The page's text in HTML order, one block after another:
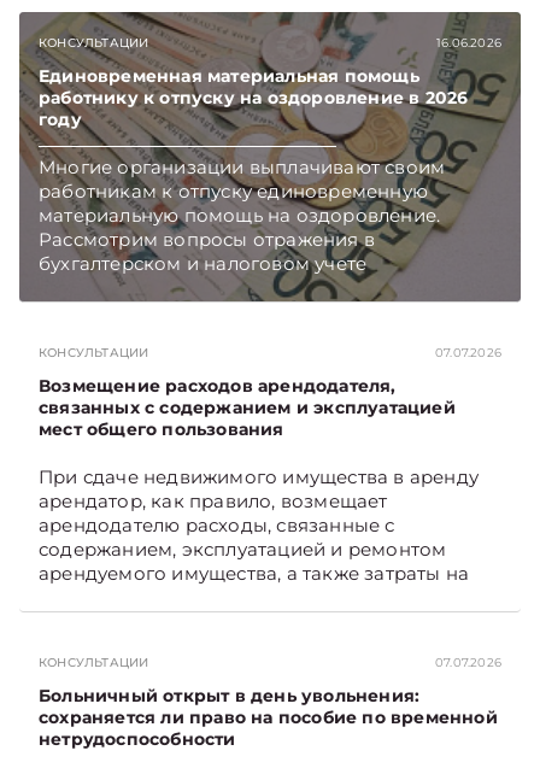
КОНСУЛЬТАЦИИ 16.06.2026
Единовременная материальная помощь
работнику к отпуску на оздоровление в 2026
году
Многие организации выплачивают своим
работникам к отпуску единовременную
материальную помощь на оздоровление.
Рассмотрим вопросы отражения в
бухгалтерском и налоговом учете
хозяйственных операций по начислению и
Главное об экономике Беларуси — раньше,
чем в новостях TelegramViber
КОНСУЛЬТАЦИИ 07.07.2026
Возмещение расходов арендодателя,
связанных с содержанием и эксплуатацией
мест общего пользования
При сдаче недвижимого имущества в аренду
арендатор, как правило, возмещает
арендодателю расходы, связанные с
содержанием, эксплуатацией и ремонтом
арендуемого имущества, а также затраты на
связанных с содержанием и эксплуатацией
мест общего пользования, в частности –
контрольно-­пропускного пункта? Рассмотрим
порядок их распределения. Подписывайтесь
КОНСУЛЬТАЦИИ 07.07.2026
Больничный открыт в день увольнения:
сохраняется ли право на пособие по временной
нетрудоспособности